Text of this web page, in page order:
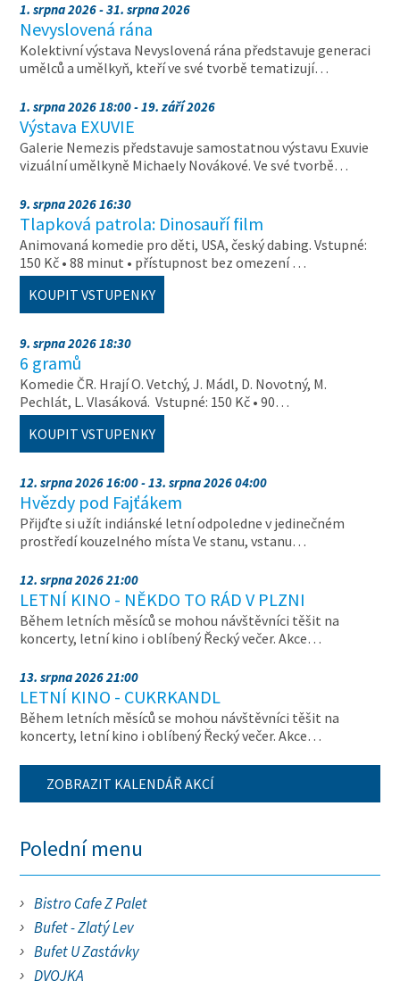
1. srpna 2026 - 31. srpna 2026
Nevyslovená rána
Kolektivní výstava Nevyslovená rána představuje generaci
umělců a umělkyň, kteří ve své tvorbě tematizují…
1. srpna 2026 18:00 - 19. září 2026
Výstava EXUVIE
Galerie Nemezis představuje samostatnou výstavu Exuvie
vizuální umělkyně Michaely Novákové. Ve své tvorbě…
9. srpna 2026 16:30
Tlapková patrola: Dinosauří film
Animovaná komedie pro děti, USA, český dabing. Vstupné:
150 Kč • 88 minut • přístupnost bez omezení …
KOUPIT VSTUPENKY
9. srpna 2026 18:30
6 gramů
Komedie ČR. Hrají O. Vetchý, J. Mádl, D. Novotný, M.
Pechlát, L. Vlasáková. Vstupné: 150 Kč • 90…
KOUPIT VSTUPENKY
12. srpna 2026 16:00 - 13. srpna 2026 04:00
Hvězdy pod Fajťákem
Přijďte si užít indiánské letní odpoledne v jedinečném
prostředí kouzelného místa Ve stanu, vstanu…
12. srpna 2026 21:00
LETNÍ KINO - NĚKDO TO RÁD V PLZNI
Během letních měsíců se mohou návštěvníci těšit na
koncerty, letní kino i oblíbený Řecký večer. Akce…
13. srpna 2026 21:00
LETNÍ KINO - CUKRKANDL
Během letních měsíců se mohou návštěvníci těšit na
koncerty, letní kino i oblíbený Řecký večer. Akce…
ZOBRAZIT KALENDÁŘ AKCÍ
Polední menu
Bistro Cafe Z Palet
Bufet - Zlatý Lev
Bufet U Zastávky
DVOJKA